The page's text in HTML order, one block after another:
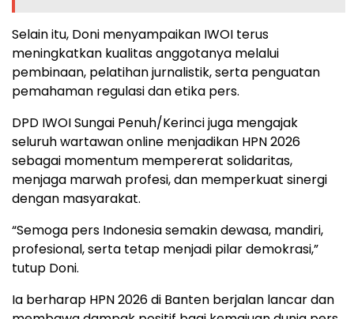
Selain itu, Doni menyampaikan IWOI terus
meningkatkan kualitas anggotanya melalui
pembinaan, pelatihan jurnalistik, serta penguatan
pemahaman regulasi dan etika pers.
DPD IWOI Sungai Penuh/Kerinci juga mengajak
seluruh wartawan online menjadikan HPN 2026
sebagai momentum mempererat solidaritas,
menjaga marwah profesi, dan memperkuat sinergi
dengan masyarakat.
“Semoga pers Indonesia semakin dewasa, mandiri,
profesional, serta tetap menjadi pilar demokrasi,”
tutup Doni.
Ia berharap HPN 2026 di Banten berjalan lancar dan